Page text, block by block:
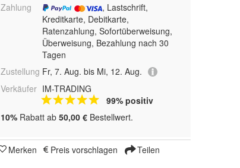
Zahlung
, Lastschrift,
Kreditkarte, Debitkarte,
Ratenzahlung, Sofortüberweisung,
Überweisung, Bezahlung nach 30
Tagen
Zustellung Fr, 7. Aug. bis Mi, 12. Aug.
Verkäufer IM-TRADING
99% positiv
10% Rabatt ab 50,00 € Bestellwert.
Merken Preis vorschlagen Teilen